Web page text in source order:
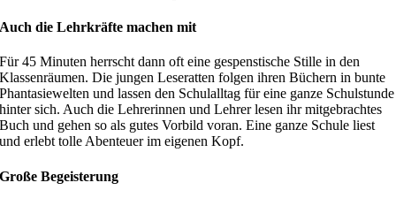
Auch die Lehrkräfte machen mit
Für 45 Minuten herrscht dann oft eine gespenstische Stille in den
Klassenräumen. Die jungen Leseratten folgen ihren Büchern in bunte
Phantasiewelten und lassen den Schulalltag für eine ganze Schulstunde
hinter sich. Auch die Lehrerinnen und Lehrer lesen ihr mitgebrachtes
Buch und gehen so als gutes Vorbild voran. Eine ganze Schule liest
und erlebt tolle Abenteuer im eigenen Kopf.
Große Begeisterung